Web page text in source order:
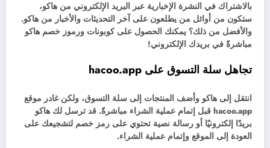
بالاشتراك في النشرة الإخبارية عبر البريد الإلكتروني من هاكو،
ستكون من أوائل من يطلعون على آخر التحديثات والأخبار من هاكو.
والأفضل من ذلك؟ يمكنك الحصول على كوبونات ورموز خصم هاكو
مباشرةً في بريدك الإلكتروني!
تجاهل سلة التسوق على hacoo.app
انتقل إلى هاكو وأضف المنتجات إلى سلة التسوق، ولكن غادر موقع
hacoo.app قبل إتمام عملية الشراء مباشرةً. قد ترسل لك هاكو
بريدًا إلكترونيًا أو رسالة نصية تحتوي على رمز خصم لتشجيعك على
العودة إلى الموقع وإتمام عملية الشراء.